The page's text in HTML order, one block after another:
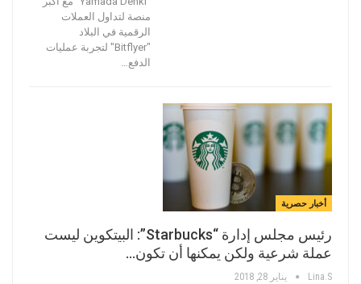
منصة لتداول العملات
الرقمية في البلاد
"Bitflyer" لتجربة عمليات
الدفع…
أخبار حصرية
رئيس مجلس إدارة “Starbucks”: البيتكوين ليست
عملة شرعية ولكن يمكنها أن تكون…
Lina.s يناير 28, 2018